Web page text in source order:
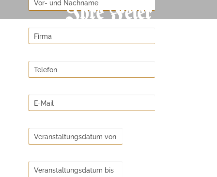
Ihre Feier